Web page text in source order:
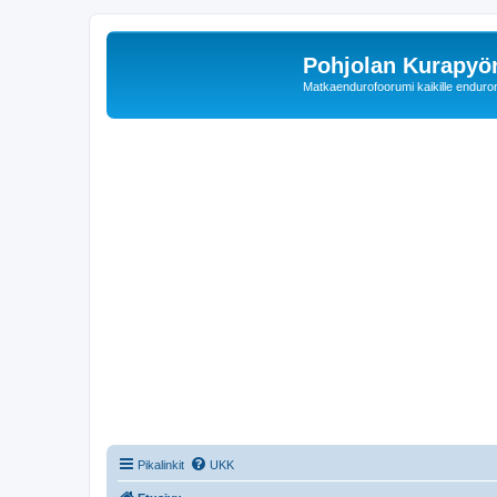
Pohjolan
Matkaendurofoorumi kaikille
Pikalinkit UKK